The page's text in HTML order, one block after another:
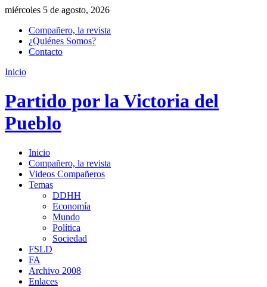
miércoles 5 de agosto, 2026
Compañero, la revista
¿Quiénes Somos?
Contacto
Inicio
Partido por la Victoria del
Pueblo
Inicio
Compañero, la revista
Videos Compañeros
Temas
DDHH
Economía
Mundo
Política
Sociedad
FSLD
FA
Archivo 2008
Enlaces